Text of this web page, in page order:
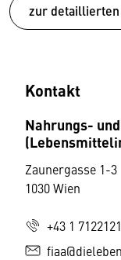
zur
Kontakt
Nahrungs-
Zaunergasse 1-3
1030 Wien
+43 1 7122121